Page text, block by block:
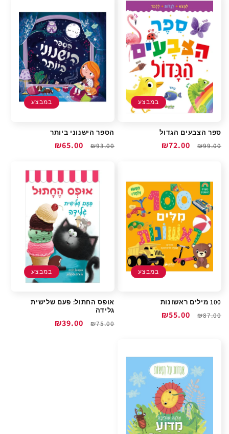
במבצע
ספר הצבעים הגדול
מחיר
₪99.00
מחיר
₪72.00
במבצע
הספר הישנוני ביותר
מחיר
₪93.00
מחיר
₪65.00
במבצע
100 מילים ראשונות
מחיר
₪87.00
מחיר
₪55.00
במבצע
אופס החתול: פעם שלישית
גלידה
מחיר
₪75.00
מחיר
₪39.00